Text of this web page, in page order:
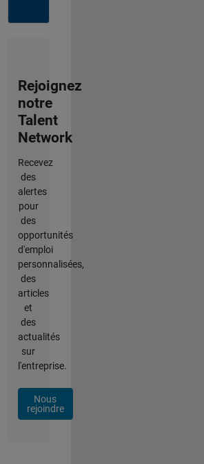
Rejoignez
notre
Talent
Network
Recevez
des
alertes
pour
des
opportunités
d'emploi
personnalisées,
des
articles
et
des
actualités
sur
l'entreprise.
Nous
rejoindre